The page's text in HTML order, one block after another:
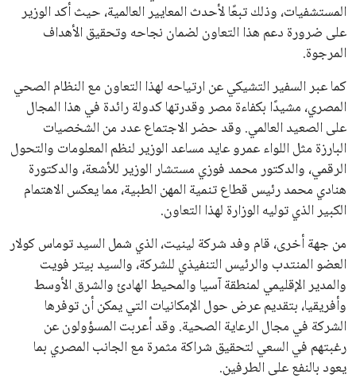
هذا الدعم الواسع يأتي على الرغم من الانتقادات التي وجهت
لإنفانتينو في الآونة الأخيرة. حتى الآن، لم يتقدم أي مرشح منافس
في السباق الانتخابي، ولم تتمكن الأصوات المعارضة من التوصل إلى
اسم يوازن موقف إنفانتينو، قبل انتهاء فترة الترشح في نوفمبر
المقبل.
يعتمد إنفانتينو على قاعدة دعم قوية من الاتحادات القارية المختلفة،
بما في ذلك الاتحاد الأفريقي والآسيوي، بالإضافة إلى دعم غالبية
اتحادات أمريكا الجنوبية والكونكاكاف. وقد ساهمت مجموعة من
القرارات التي اتخذها في زيادة الموارد المالية لهذه الاتحادات، فضلاً
عن رفع عدد الفرق المشاركة في كأس العالم، وإطلاق بطولات دولية
جديدة تحت مظلة “فيفا”.
على الجانب الآخر، تتركز المعارضة بشكل ملحوظ داخل القارة
الأوروبية، حيث ارتفعت حدة الانتقادات الموجهة إلى إنفانتينو
بسبب التوسع المستمر في البطولات الدولية وأثر ذلك على الجدول
الزمني للمسابقات المحلية. وقد دعا رئيس رابطة الدوري الإسباني،
خافيير تيباس، إلى تنحّي إنفانتينو، معتبراً أن سياساته تضر بصناعة
كرة القدم وتزيد من ضغوط المباريات.